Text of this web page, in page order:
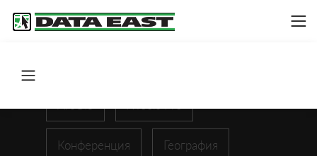
Конференция География